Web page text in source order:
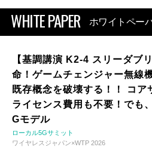
WHITE PAPER ホワイトペー
【基調講演 K2-4 スリーダブ
命！ゲームチェンジャー無線
既存概念を破壊する！！ コア
ライセンス費用も不要！でも
Gモデル
ローカル5Gサミット
ワイヤレスジャパン×WTP 2026